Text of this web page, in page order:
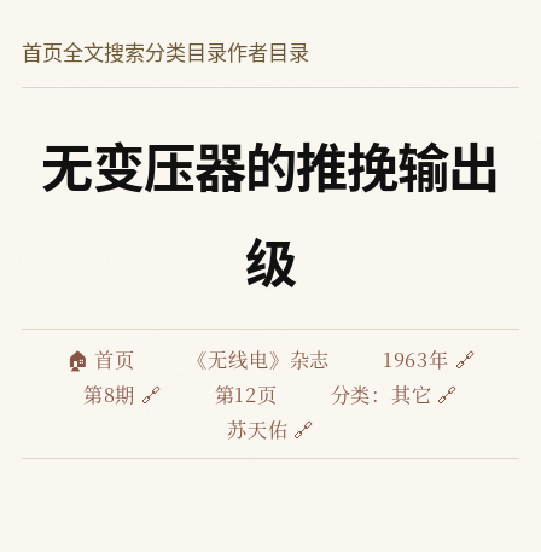
首页全文搜索分类目录作者目录
无变压器的推挽输出
级
🏠 首页 《无线电》杂志
1963年 🔗
第8期 🔗
第12页 分类： 其它 🔗
苏天佑 🔗